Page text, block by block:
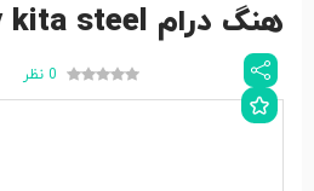
هنگ درام ECLIPSE By kita steel
0 نظر